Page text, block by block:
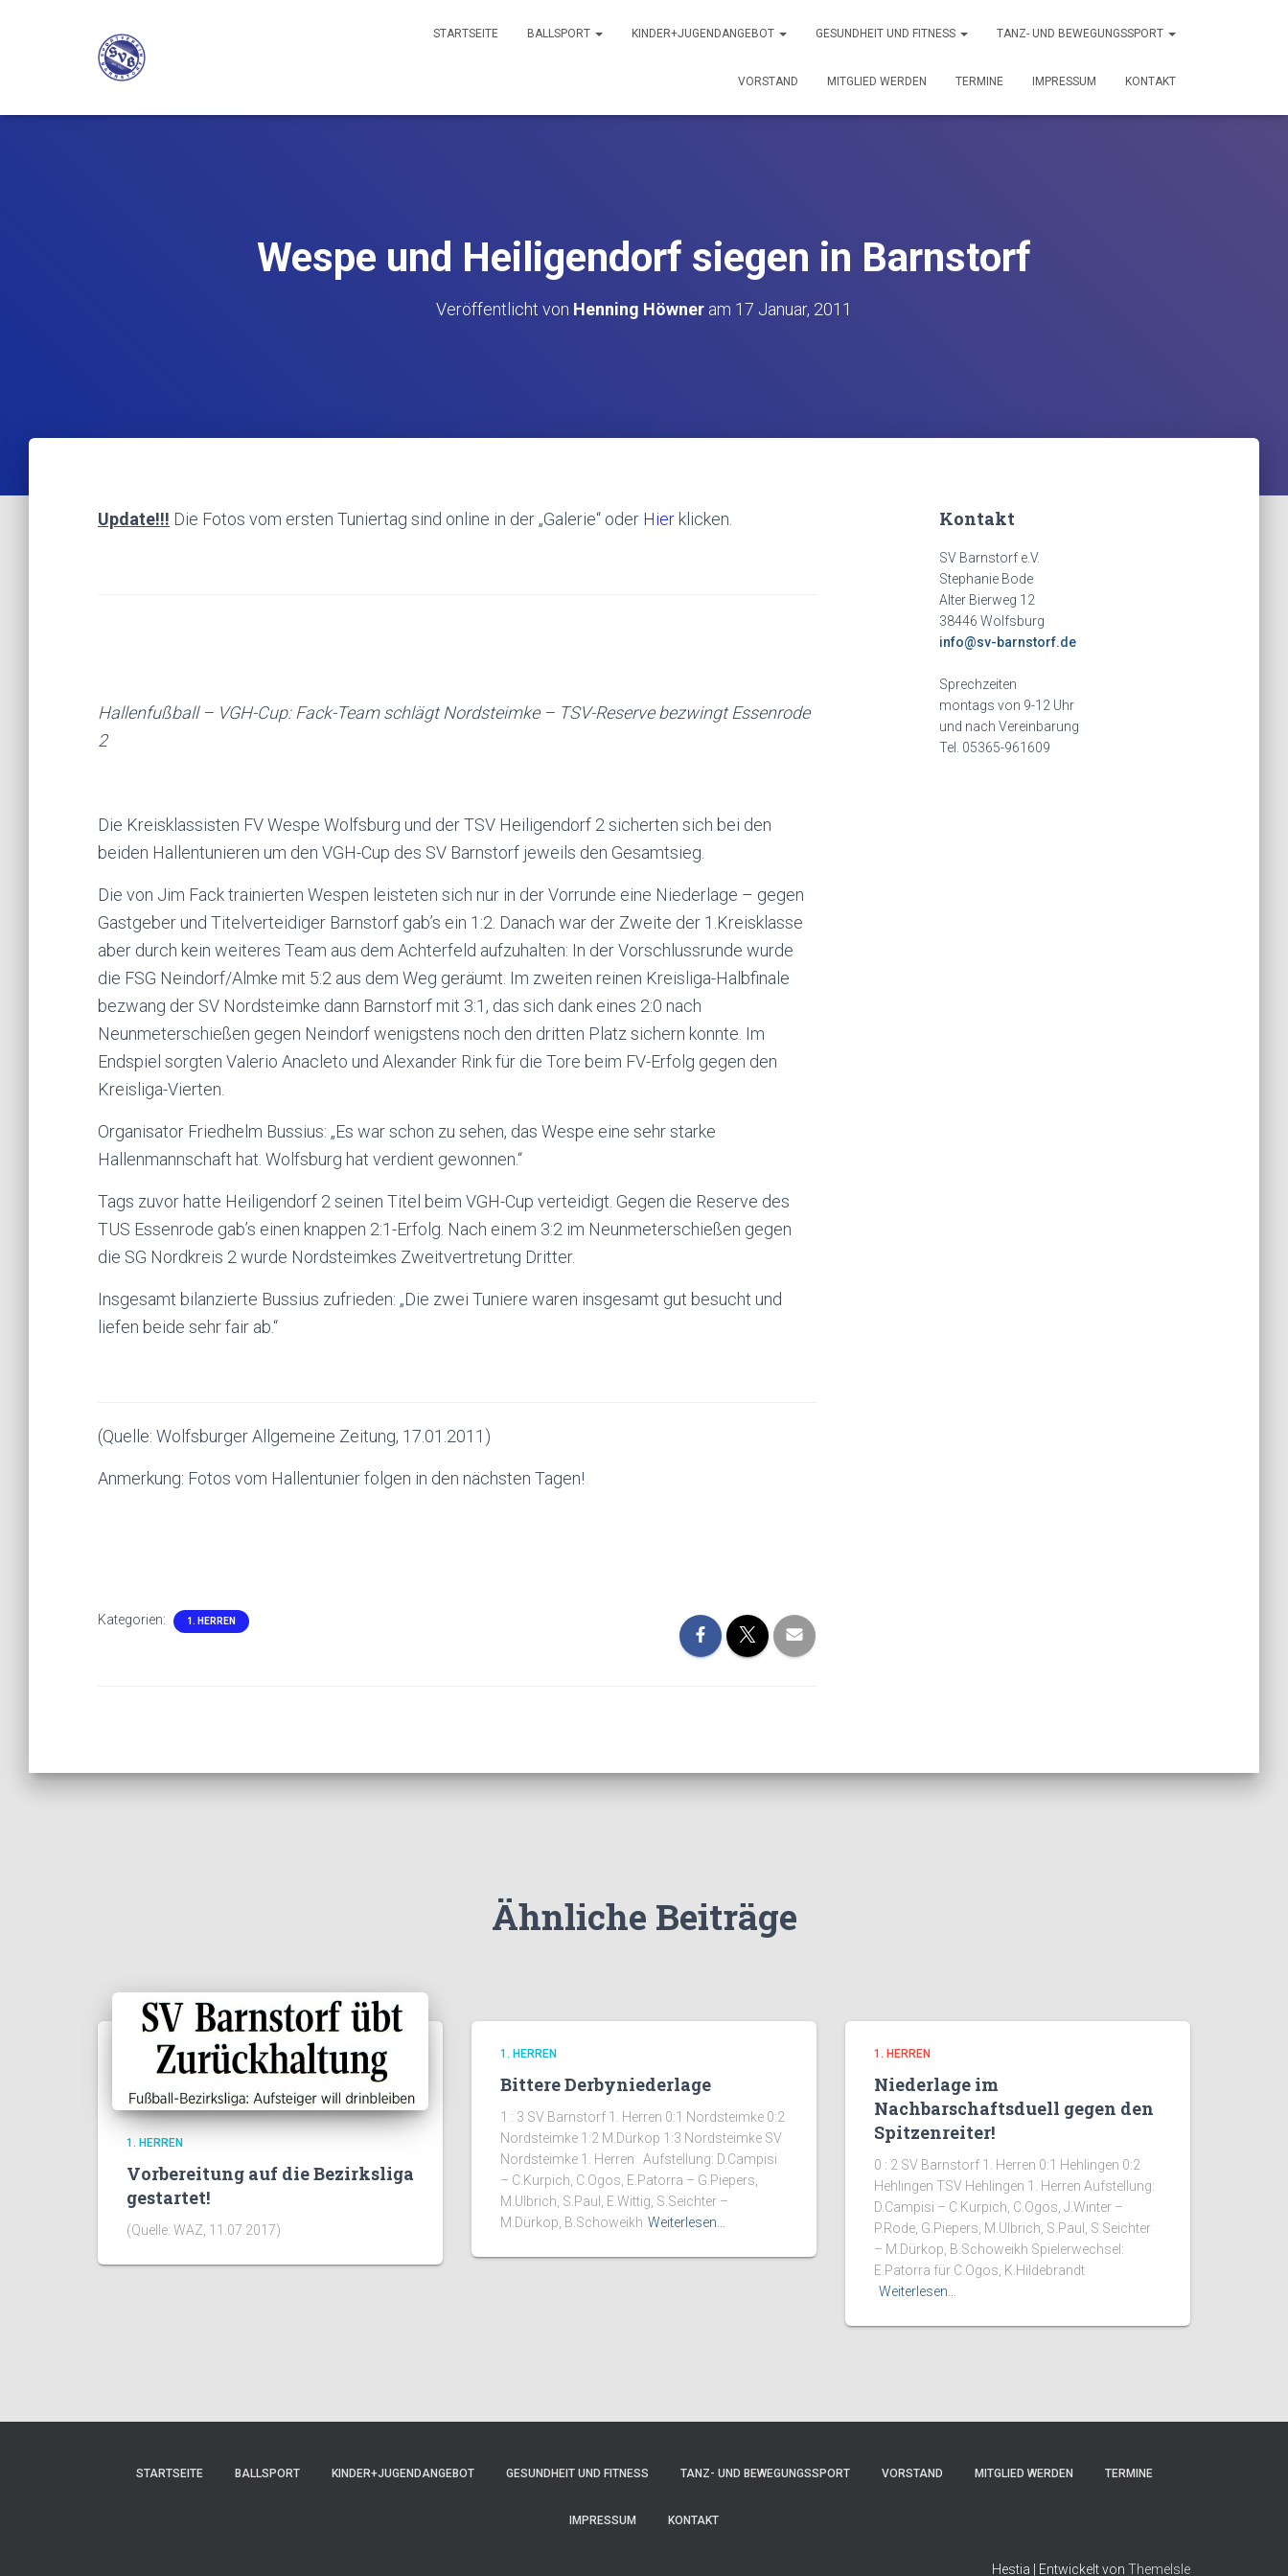
STARTSEITE BALLSPORT KINDER+JUGENDANGEBOT GESUNDHEIT UND FITNESS TANZ- UND BEWEGUNGSSPORT
VORSTAND MITGLIED WERDEN TERMINE IMPRESSUM KONTAKT
Wespe und Heiligendorf siegen in Barnstorf
Veröffentlicht von Henning Höwner am 17 Januar, 2011
Update!!! Die Fotos vom ersten Tuniertag sind online in der „Galerie“ oder Hier klicken.
Hallenfußball – VGH-Cup: Fack-Team schlägt Nordsteimke – TSV-Reserve bezwingt Essenrode
2
Die Kreisklassisten FV Wespe Wolfsburg und der TSV Heiligendorf 2 sicherten sich bei den
beiden Hallentunieren um den VGH-Cup des SV Barnstorf jeweils den Gesamtsieg.
Die von Jim Fack trainierten Wespen leisteten sich nur in der Vorrunde eine Niederlage – gegen
Gastgeber und Titelverteidiger Barnstorf gab’s ein 1:2. Danach war der Zweite der 1.Kreisklasse
aber durch kein weiteres Team aus dem Achterfeld aufzuhalten: In der Vorschlussrunde wurde
die FSG Neindorf/Almke mit 5:2 aus dem Weg geräumt. Im zweiten reinen Kreisliga-Halbfinale
bezwang der SV Nordsteimke dann Barnstorf mit 3:1, das sich dank eines 2:0 nach
Neunmeterschießen gegen Neindorf wenigstens noch den dritten Platz sichern konnte. Im
Endspiel sorgten Valerio Anacleto und Alexander Rink für die Tore beim FV-Erfolg gegen den
Kreisliga-Vierten.
Organisator Friedhelm Bussius: „Es war schon zu sehen, das Wespe eine sehr starke
Hallenmannschaft hat. Wolfsburg hat verdient gewonnen.“
Tags zuvor hatte Heiligendorf 2 seinen Titel beim VGH-Cup verteidigt. Gegen die Reserve des
TUS Essenrode gab’s einen knappen 2:1-Erfolg. Nach einem 3:2 im Neunmeterschießen gegen
die SG Nordkreis 2 wurde Nordsteimkes Zweitvertretung Dritter.
Insgesamt bilanzierte Bussius zufrieden: „Die zwei Tuniere waren insgesamt gut besucht und
liefen beide sehr fair ab.“
(Quelle: Wolfsburger Allgemeine Zeitung, 17.01.2011)
Anmerkung: Fotos vom Hallentunier folgen in den nächsten Tagen!
Kategorien: 1. HERREN
Kontakt
SV Barnstorf e.V.
Stephanie Bode
Alter Bierweg 12
38446 Wolfsburg
info@sv-barnstorf.de
Sprechzeiten
montags von 9-12 Uhr
und nach Vereinbarung
Tel. 05365-961609
Ähnliche Beiträge
1. HERREN
Vorbereitung auf die Bezirksliga
gestartet!
(Quelle: WAZ, 11.07.2017)
1. HERREN
Bittere Derbyniederlage
1 : 3 SV Barnstorf 1. Herren 0:1 Nordsteimke 0:2
Nordsteimke 1:2 M.Dürkop 1:3 Nordsteimke SV
Nordsteimke 1. Herren Aufstellung: D.Campisi
– C.Kurpich, C.Ogos, E.Patorra – G.Piepers,
M.Ulbrich, S.Paul, E.Wittig, S.Seichter –
M.Dürkop, B.Schoweikh Weiterlesen…
1. HERREN
Niederlage im
Nachbarschaftsduell gegen den
Spitzenreiter!
0 : 2 SV Barnstorf 1. Herren 0:1 Hehlingen 0:2
Hehlingen TSV Hehlingen 1. Herren Aufstellung:
D.Campisi – C.Kurpich, C.Ogos, J.Winter –
P.Rode, G.Piepers, M.Ulbrich, S.Paul, S.Seichter
– M.Dürkop, B.Schoweikh Spielerwechsel:
E.Patorra für C.Ogos, K.Hildebrandt
Weiterlesen…
STARTSEITE BALLSPORT KINDER+JUGENDANGEBOT GESUNDHEIT UND FITNESS TANZ- UND BEWEGUNGSSPORT VORSTAND MITGLIED WERDEN TERMINE
IMPRESSUM KONTAKT
Hestia | Entwickelt von ThemeIsle